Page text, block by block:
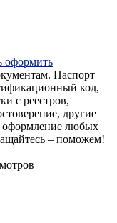
оформить
Паспорт
код,
с реестров,
другие
оформление любых
– поможем!